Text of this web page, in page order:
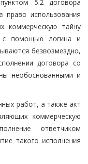
5.2 договора
право использования
коммерческую тайну
с помощью логина и
безвозмездно,
договора со
необоснованными и
работ, а также акт
коммерческую
ответчиком
такого исполнения